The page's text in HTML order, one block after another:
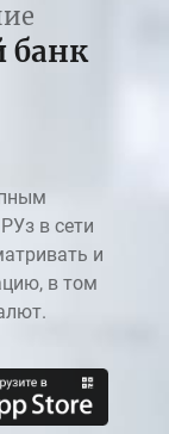
банк
в сети
и
в том